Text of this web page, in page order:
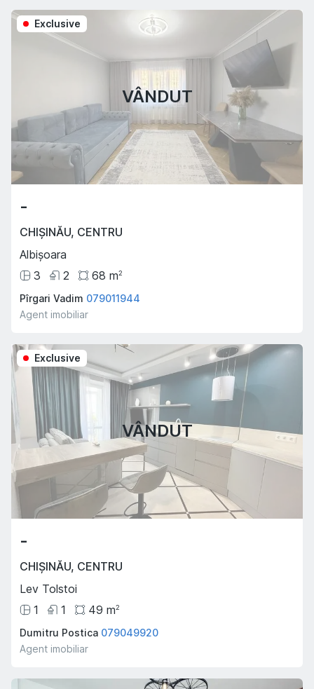
VÂNDUT
Exclusive
-
CHIȘINĂU, CENTRU
Albișoara
3
2 68 m2
Pîrgari Vadim 079011944
Agent imobiliar
VÂNDUT
Exclusive
-
CHIȘINĂU, CENTRU
Lev Tolstoi
1
1 49 m2
Dumitru Postica 079049920
Agent imobiliar